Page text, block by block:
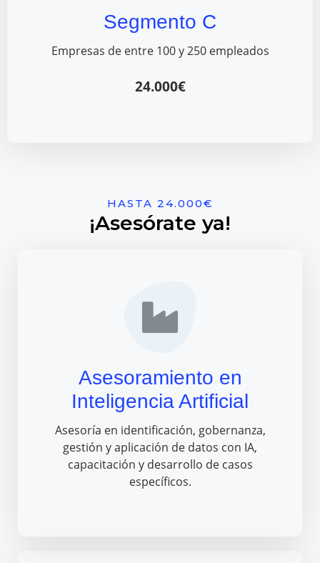
Segmento C
Empresas de entre 100 y 250 empleados
24.000€
HASTA 24.000€
¡Asesórate ya!
Asesoramiento en
Inteligencia Artificial
Asesoría en identificación, gobernanza,
gestión y aplicación de datos con IA,
capacitación y desarrollo de casos
específicos.